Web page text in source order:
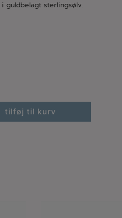
guldbelagt sterlingsølv.
tilføj til kurv